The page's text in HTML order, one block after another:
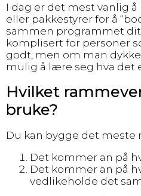
I dag er det mest vanlig å
eller pakkestyrer for å
sammen programmet
komplisert for personer
godt, men om man
mulig å lære seg hva det
Hvilket
bruke?
Du kan bygge det meste
Det kommer an på
Det kommer an på
vedlikeholde det